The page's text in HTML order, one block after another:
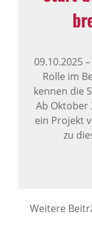
09.10.2025–
Rolle im
kennen die
Ab
ein Projekt
zu
Weitere